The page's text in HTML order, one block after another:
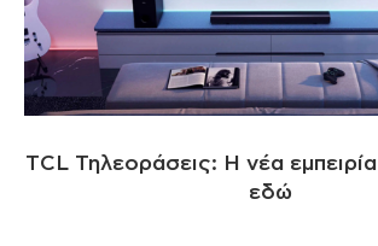
TCL Τηλεοράσεις: Η νέα
εδώ